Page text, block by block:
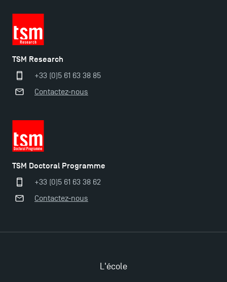
Mobilité sortante
Les meilleurs mémoires du M2 Comptabilité
récompensés
Derniers jours pour candidater aux formations
TSM obtient la prestigieuse accréditation EQUIS en
2023 !
plus enrichissantes
TSM Research
+33 (0)5 61 63 38 85
Contactez-nous
TSM Doctoral Programme
+33 (0)5 61 63 38 62
Contactez-nous
L'école